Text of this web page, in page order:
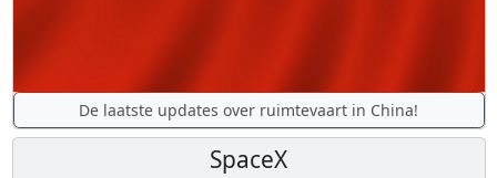
De laatste updates over ruimtevaart in China!
SpaceX